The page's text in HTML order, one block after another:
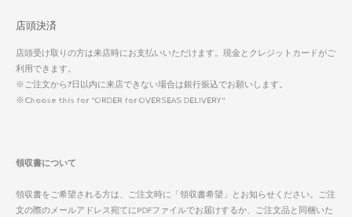
店頭決済
店頭受け取りの方は来店時にお支払いいただけます。現金とクレジットカードがご
利用できます。
※ご注文から7日以内に来店できない場合は銀行振込でお願いします。
※Choose this for "ORDER for OVERSEAS DELIVERY"
領収書について
領収書をご希望される方は、ご注文時に「領収書希望」とお知らせください。ご注
文の際のメールアドレス宛てにPDFファイルでお届けするか、ご注文品と同梱いた